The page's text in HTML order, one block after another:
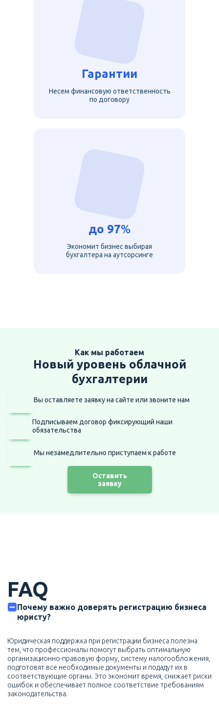
Гарантии
Несем финансовую ответственность
по договору
до 97%
Экономит бизнес выбирая
бухгалтера на аутсорсинге
Как мы работаем
Новый уровень облачной
бухгалтерии
Вы оставляете заявку на сайте или звоните нам
Подписываем договор фиксирующий наши
обязательства
Мы незамедлительно приступаем к работе
Оставить
заявку
FAQ
Почему важно доверять регистрацию бизнеса
юристу?
Юридическая поддержка при регистрации бизнеса полезна
тем, что профессионалы помогут выбрать оптимальную
организационно-правовую форму, систему налогообложения,
подготовят все необходимые документы и подадут их в
соответствующие органы. Это экономит время, снижает риски
ошибок и обеспечивает полное соответствие требованиям
законодательства.